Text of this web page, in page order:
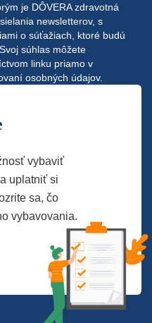
je DÔVERA zdravotná
newsletterov, s
o súťažiach, ktoré budú
. Svoj súhlas môžete
linku priamo v
osobných údajov.
vybaviť
uplatniť si
sa, čo
vybavovania.